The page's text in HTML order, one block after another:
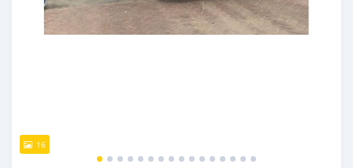
16